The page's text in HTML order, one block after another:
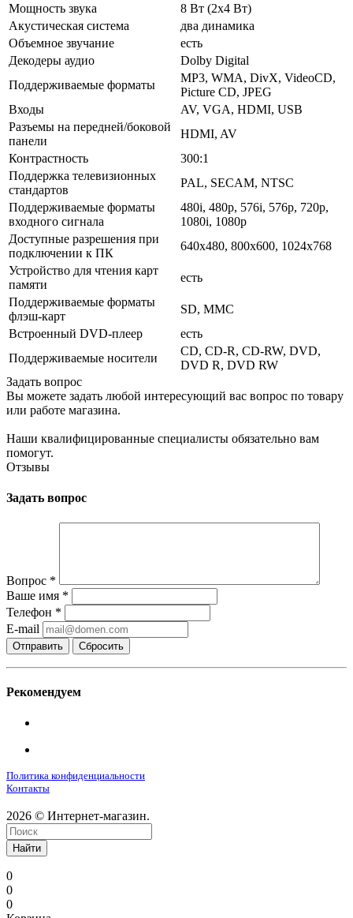
Мощность звука
8 Вт (2x4 Вт)
Акустическая система
два динамика
Объемное звучание
есть
Декодеры аудио
Dolby Digital
Поддерживаемые форматы
MP3, WMA, DivX, VideoCD,
Picture CD, JPEG
Входы
AV, VGA, HDMI, USB
Разъемы на передней/боковой
панели
HDMI, AV
Контрастность
300:1
Поддержка телевизионных
стандартов
PAL, SECAM, NTSC
Поддерживаемые форматы
входного сигнала
480i, 480p, 576i, 576p, 720p,
1080i, 1080p
Доступные разрешения при
подключении к ПК
640x480, 800x600, 1024x768
Устройство для чтения карт
памяти
есть
Поддерживаемые форматы
флэш-карт
SD, MMC
Встроенный DVD-плеер
есть
Поддерживаемые носители
CD, CD-R, CD-RW, DVD,
DVD R, DVD RW
Задать вопрос
Вы можете задать любой интересующий вас вопрос по товару
или работе магазина.
Наши квалифицированные специалисты обязательно вам
помогут.
Отзывы
Задать вопрос
Вопрос *
Ваше имя *
Телефон *
E-mail
Сбросить
Рекомендуем
Политика конфиденциальности
Контакты
2026 © Интернет-магазин.
Найти
0
0
0